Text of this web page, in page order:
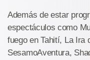
Además de estar
espectáculos como
fuego en Tahití, La Ira
SesamoAventura,